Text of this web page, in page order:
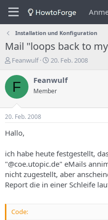
Installation und Konfiguration
Mail "loops back to
E
s
e
e
r
s
T
h
e
s
Feanwulf
E
s
e
d
a
t
u
20. Feb. 2008
F Feanwulf
Member
20. Feb. 2008
Hallo,
ich habe heute festgestellt,
"@coe.utopic.de" eMails
nicht zugestellt, aber
Report die in einer Schleife
Code: